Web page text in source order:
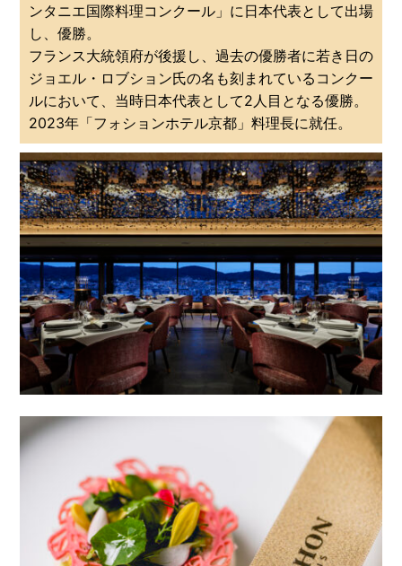
ンタニエ国際料理コンクール」に日本代表として出場
し、優勝。
フランス大統領府が後援し、過去の優勝者に若き日の
ジョエル・ロブション氏の名も刻まれているコンクー
ルにおいて、当時日本代表として2人目となる優勝。
2023年「フォションホテル京都」料理長に就任。